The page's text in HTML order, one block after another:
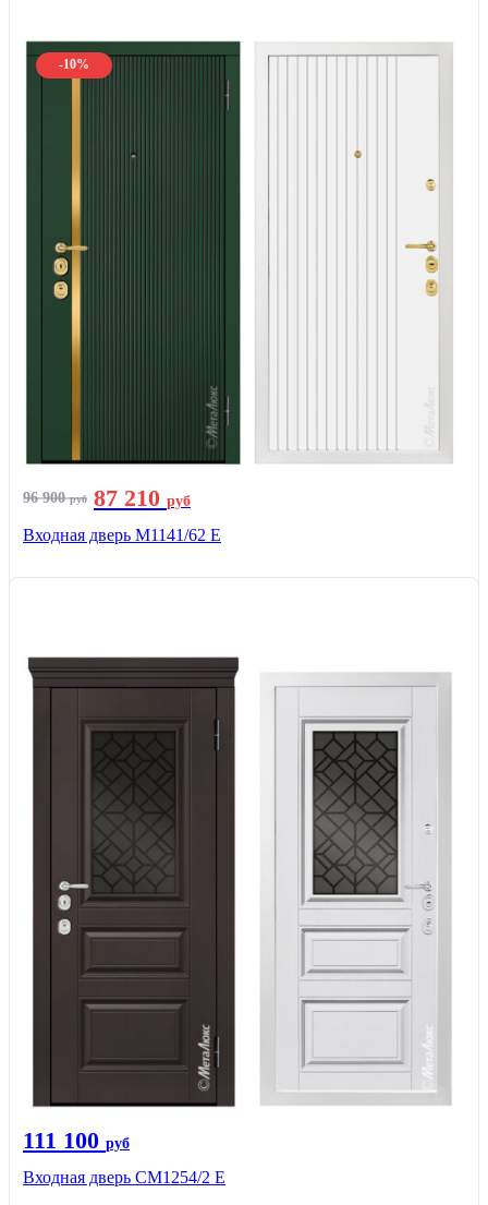
-10%
96 900руб 87 210 руб
Входная дверь М1141/62 Е
111 100 руб
Входная дверь СМ1254/2 E